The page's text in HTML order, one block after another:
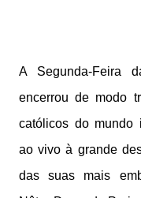
A Segunda-Feira
encerrou de modo
católicos do mundo
ao vivo à grande
das suas mais